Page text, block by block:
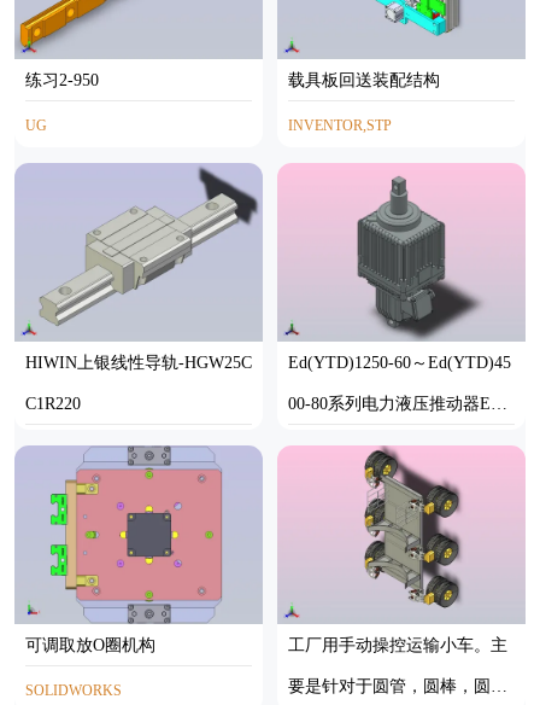
练习2-950
UG
载具板回送装配结构
INVENTOR,STP
HIWIN上银线性导轨-HGW25C
C1R220
STP,INVENTOR
Ed(YTD)1250-60～Ed(YTD)45
00-80系列电力液压推动器Ed1
250-60 W.UL.DL.C.H.S
SOLIDWORKS
可调取放O圈机构
SOLIDWORKS
工厂用手动操控运输小车。主
要是针对于圆管，圆棒，圆管